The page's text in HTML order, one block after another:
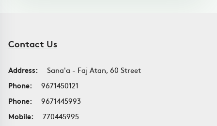
Contact Us
Address:
Sana'a - Faj Atan, 60 Street
Phone:
9671450121
Phone:
9671445993
Mobile:
770445995